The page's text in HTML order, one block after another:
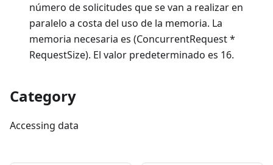
número de solicitudes que se van a realizar en
paralelo a costa del uso de la memoria. La
memoria necesaria es (ConcurrentRequest *
RequestSize). El valor predeterminado es 16.
Category
Accessing data